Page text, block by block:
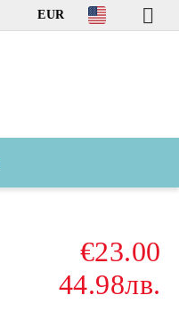
EUR
€23.00
44.98лв.